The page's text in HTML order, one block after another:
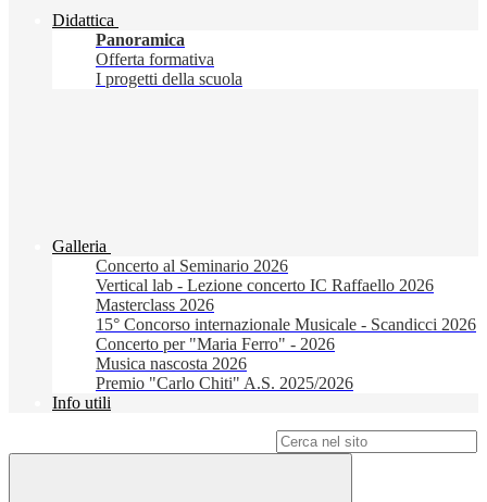
Didattica
Panoramica
Offerta formativa
I progetti della scuola
Galleria
Concerto al Seminario 2026
Vertical lab - Lezione concerto IC Raffaello 2026
Masterclass 2026
15° Concorso internazionale Musicale - Scandicci 2026
Concerto per "Maria Ferro" - 2026
Musica nascosta 2026
Premio "Carlo Chiti" A.S. 2025/2026
Info utili